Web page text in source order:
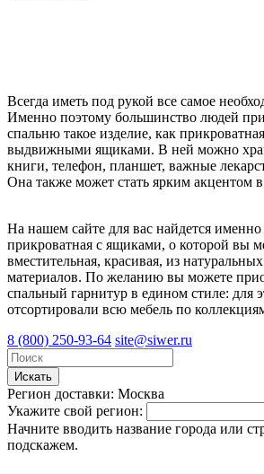
Всегда иметь под рукой все самое
Именно поэтому большинство людей
спальню такое изделие, как
выдвижными ящиками. В ней можно
книги, телефон, планшет, важные
Она также может стать ярким акцентом
На нашем сайте для вас найдется именно
прикроватная с ящиками, о которой вы
вместительная, красивая, из
материалов. По желанию вы можете
спальный гарнитур в едином стиле: для
отсортировали всю мебель по
8 (800) 250-93-64 site@siwer.ru
Искать
Регион доставки: Москва
Укажите свой регион:
Начните вводить название города или
подскажем.